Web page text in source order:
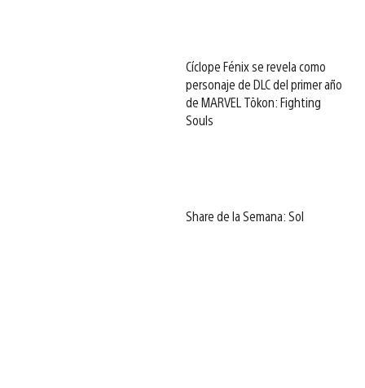
Cíclope Fénix se revela como
personaje de DLC del primer año
de MARVEL Tōkon: Fighting
Souls
Share de la Semana: Sol